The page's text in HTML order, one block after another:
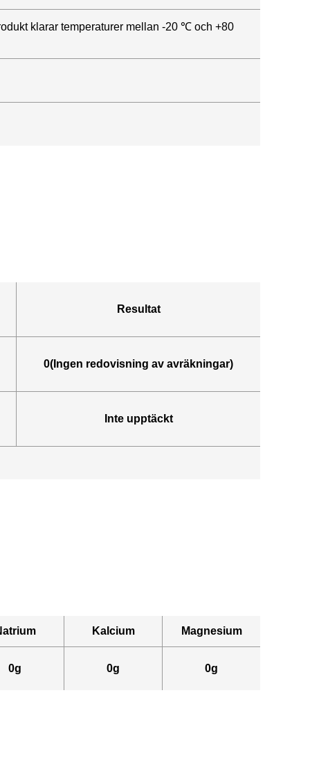
klarar temperaturer mellan -20 ℃ och +80
Resultat
0(Ingen redovisning av avräkningar)
Inte upptäckt
Kalcium Magnesium
0g 0g 0g